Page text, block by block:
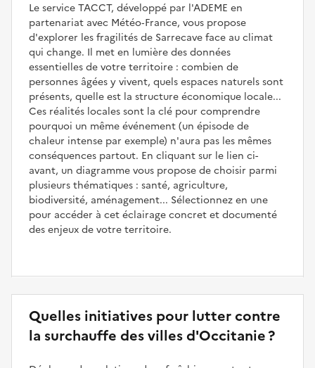
Le service TACCT, développé par l'ADEME en
partenariat avec Météo‑France, vous propose
d'explorer les fragilités de Sarrecave face au climat
qui change. Il met en lumière des données
essentielles de votre territoire : combien de
personnes âgées y vivent, quels espaces naturels sont
présents, quelle est la structure économique locale...
Ces réalités locales sont la clé pour comprendre
pourquoi un même événement (un épisode de
chaleur intense par exemple) n'aura pas les mêmes
conséquences partout. En cliquant sur le lien ci-
avant, un diagramme vous propose de choisir parmi
plusieurs thématiques : santé, agriculture,
biodiversité, aménagement... Sélectionnez en une
pour accéder à cet éclairage concret et documenté
des enjeux de votre territoire.
Quelles initiatives pour lutter contre
la surchauffe des villes d'Occitanie ?